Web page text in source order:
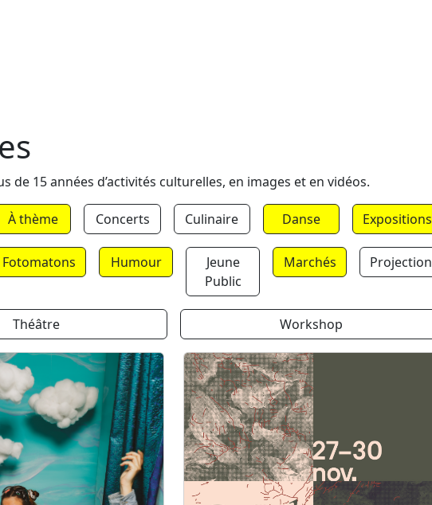
de 15 années d’activités culturelles, en images et en vidéos.
À thème Concerts Culinaire Danse Expositions
Fotomatons Humour
Jeune
Public
Marchés Projection
Théâtre Workshop